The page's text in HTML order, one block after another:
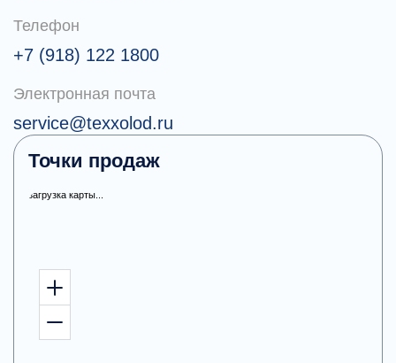
Телефон
+7 (918) 122 1800
Электронная почта
service@texxolod.ru
Точки продаж
загрузка карты...